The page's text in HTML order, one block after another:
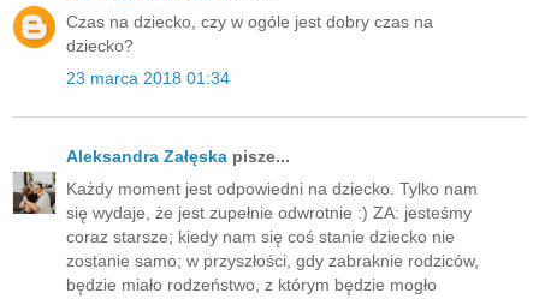
Czas na dziecko, czy w ogóle jest dobry czas na
dziecko?
23 marca 2018 01:34
Aleksandra Załęska pisze...
Każdy moment jest odpowiedni na dziecko. Tylko nam
się wydaje, że jest zupełnie odwrotnie :) ZA: jesteśmy
coraz starsze; kiedy nam się coś stanie dziecko nie
zostanie samo; w przyszłości, gdy zabraknie rodziców,
będzie miało rodzeństwo, z którym będzie mogło